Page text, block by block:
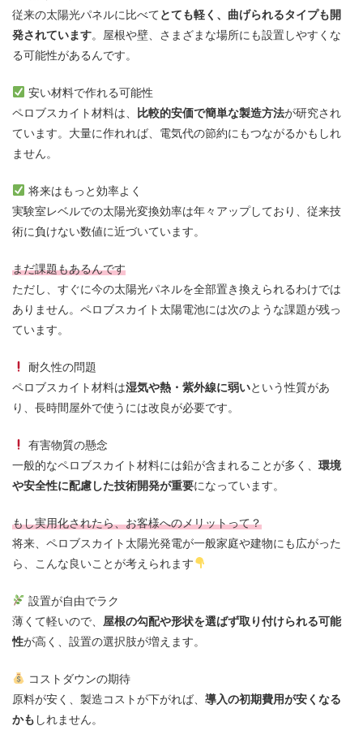
従来の太陽光パネルに比べてとても軽く、曲げられるタイプも開
発されています。屋根や壁、さまざまな場所にも設置しやすくな
る可能性があるんです。
安い材料で作れる可能性
ペロブスカイト材料は、
比較的安価で簡単な製造方法が研究され
ています。大量に作れれば、電気代の節約にもつながるかもしれ
ません。
将来はもっと効率よく
実験室レベルでの太陽光変換効率は年々アップしており、従来技
術に負けない数値に近づいています。
まだ課題もあるんです
ただし、すぐに今の太陽光パネルを全部置き換えられるわけでは
ありません。ペロブスカイト太陽電池には次のような課題が残っ
ています。
耐久性の問題
ペロブスカイト材料は湿気や熱・紫外線に弱いという性質があ
り、長時間屋外で使うには改良が必要です。
有害物質の懸念
一般的なペロブスカイト材料には鉛が含まれることが多く、 環境
や安全性に配慮した技術開発が重要になっています。
もし実用化されたら、お客様へのメリットって？
将来、ペロブスカイト太陽光発電が一般家庭や建物にも広がった
ら、こんな良いことが考えられます
設置が自由でラク
薄くて軽いので、 屋根の勾配や形状を選ばず取り付けられる可能
性が高く、設置の選択肢が増えます。
コストダウンの期待
原料が安く、製造コストが下がれば、 導入の初期費用が安くなる
かも しれません。